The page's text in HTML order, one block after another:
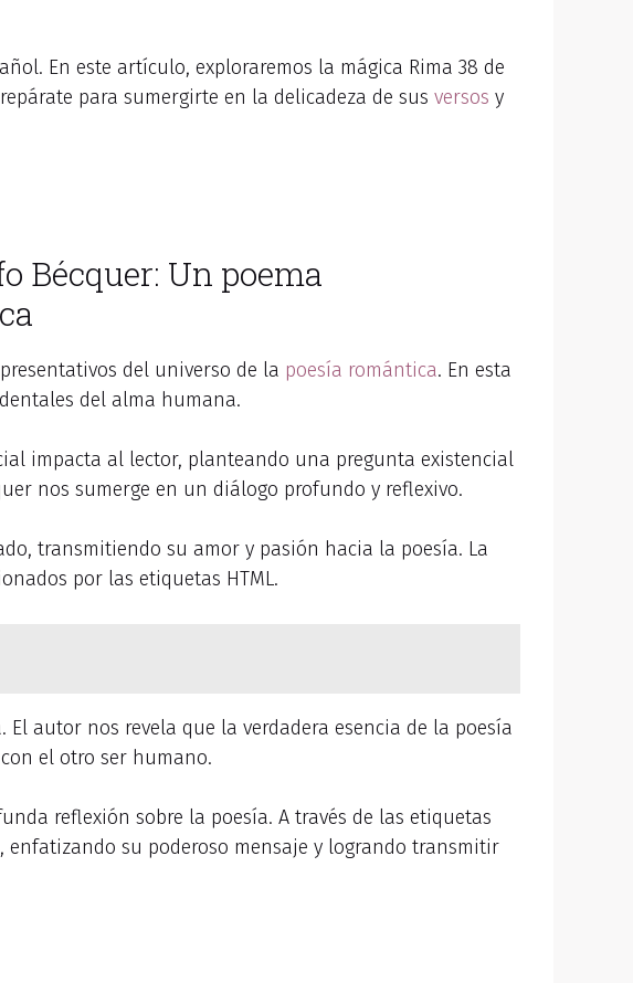
En este artículo, exploraremos la mágica Rima 38 de
para sumergirte en la delicadeza de sus versos y
Bécquer: Un poema
del universo de la poesía romántica. En esta
del alma humana.
impacta al lector, planteando una pregunta existencial
nos sumerge en un diálogo profundo y reflexivo.
transmitiendo su amor y pasión hacia la poesía. La
por las etiquetas HTML.
autor nos revela que la verdadera esencia de la poesía
el otro ser humano.
reflexión sobre la poesía. A través de las etiquetas
enfatizando su poderoso mensaje y logrando transmitir